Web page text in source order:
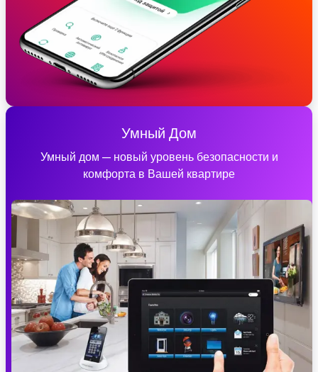
Умный Дом
Умный дом — новый уровень безопасности и
комфорта в Вашей квартире